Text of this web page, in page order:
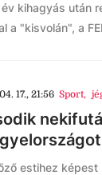
kihagyás után
a "kisvolán", a
17., 21:56 Sport,
estihez